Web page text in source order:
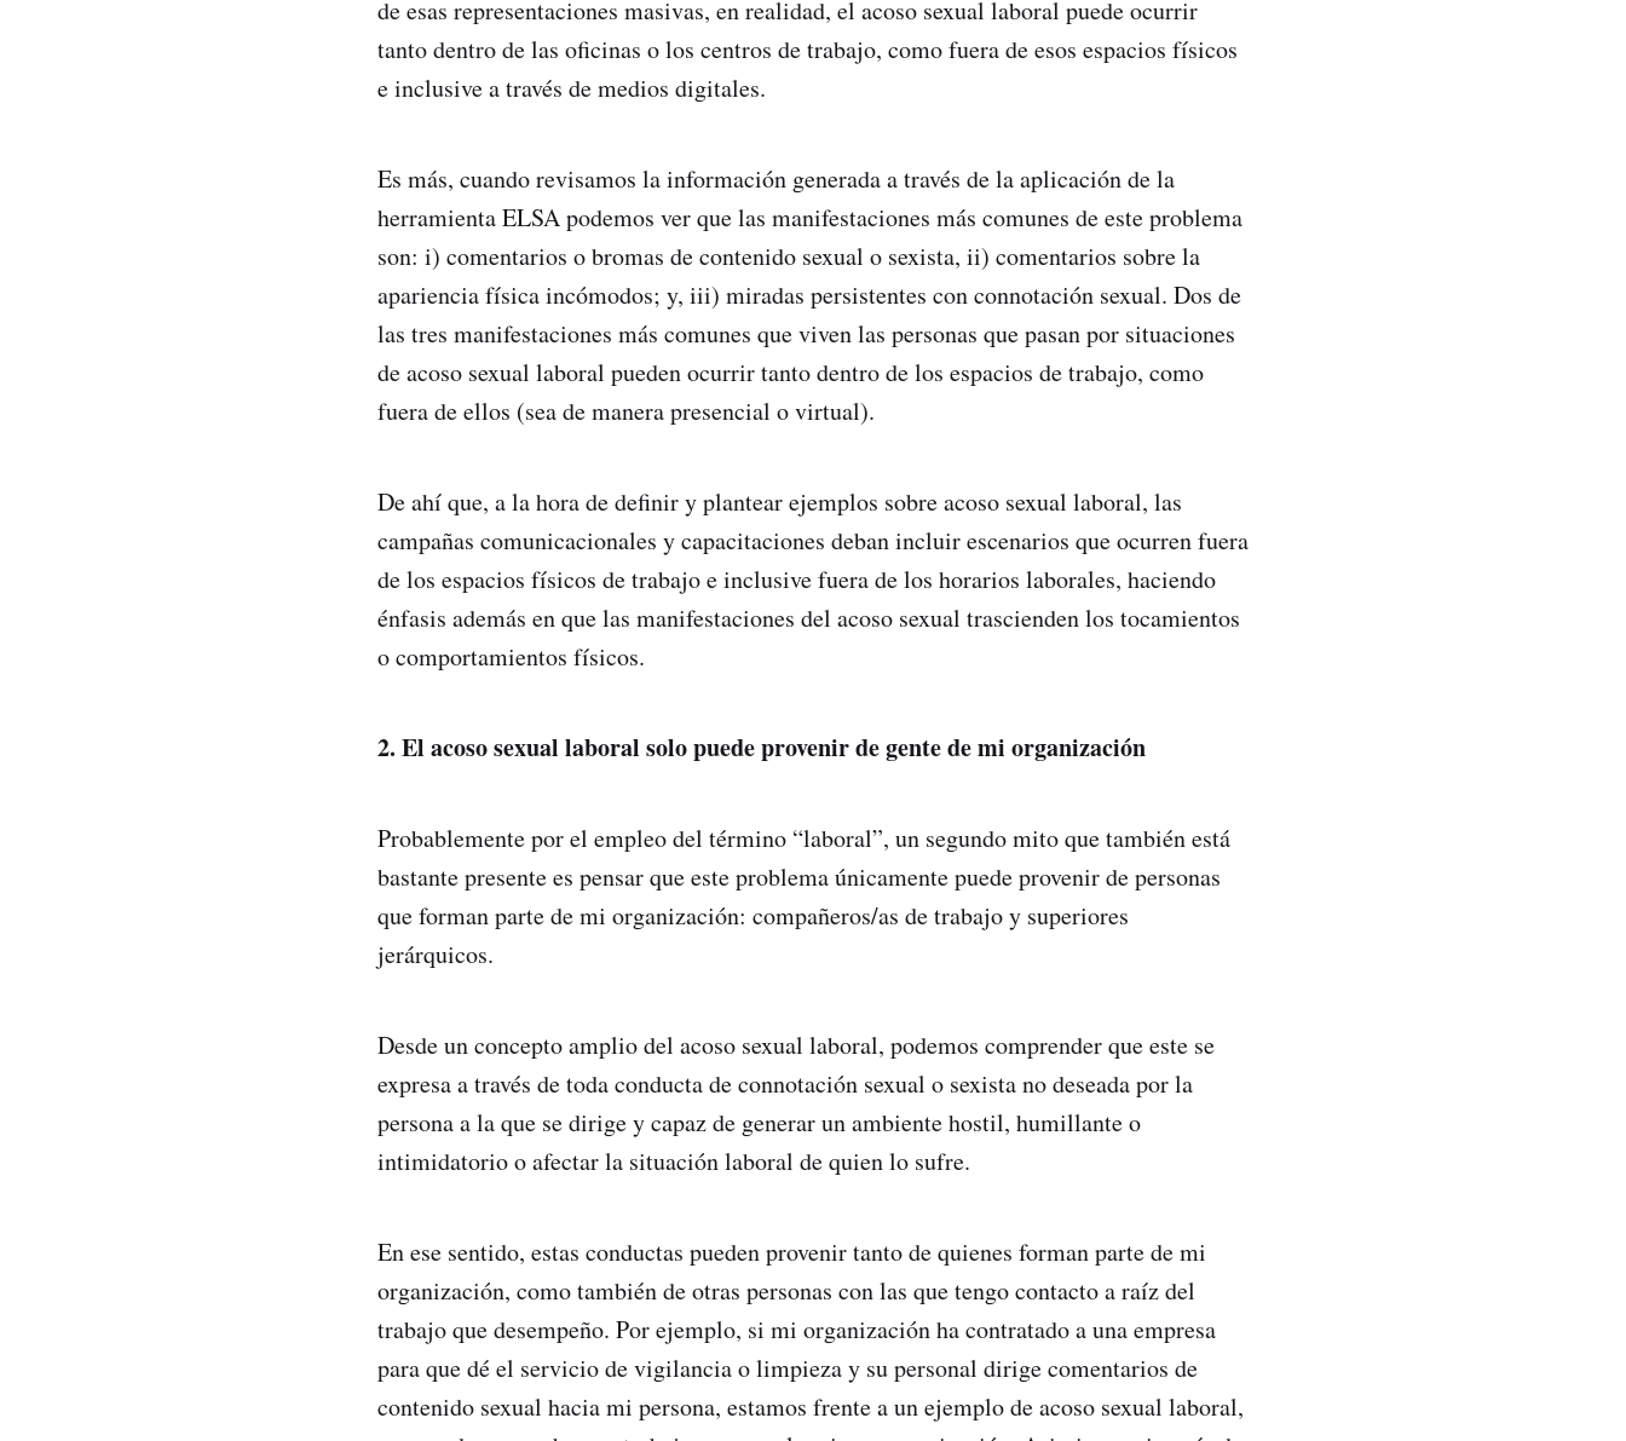
de esas representaciones masivas, en realidad, el acoso sexual laboral puede ocurrir
tanto dentro de las oficinas o los centros de trabajo, como fuera de esos espacios físicos
e inclusive a través de medios digitales.
Es más, cuando revisamos la información generada a través de la aplicación de la
herramienta ELSA podemos ver que las manifestaciones más comunes de este problema
son: i) comentarios o bromas de contenido sexual o sexista, ii) comentarios sobre la
apariencia física incómodos; y, iii) miradas persistentes con connotación sexual. Dos de
las tres manifestaciones más comunes que viven las personas que pasan por situaciones
de acoso sexual laboral pueden ocurrir tanto dentro de los espacios de trabajo, como
fuera de ellos (sea de manera presencial o virtual).
De ahí que, a la hora de definir y plantear ejemplos sobre acoso sexual laboral, las
campañas comunicacionales y capacitaciones deban incluir escenarios que ocurren fuera
de los espacios físicos de trabajo e inclusive fuera de los horarios laborales, haciendo
énfasis además en que las manifestaciones del acoso sexual trascienden los tocamientos
o comportamientos físicos.
2. El acoso sexual laboral solo puede provenir de gente de mi organización
Probablemente por el empleo del término “laboral”, un segundo mito que también está
bastante presente es pensar que este problema únicamente puede provenir de personas
que forman parte de mi organización: compañeros/as de trabajo y superiores
jerárquicos.
Desde un concepto amplio del acoso sexual laboral, podemos comprender que este se
expresa a través de toda conducta de connotación sexual o sexista no deseada por la
persona a la que se dirige y capaz de generar un ambiente hostil, humillante o
intimidatorio o afectar la situación laboral de quien lo sufre.
En ese sentido, estas conductas pueden provenir tanto de quienes forman parte de mi
organización, como también de otras personas con las que tengo contacto a raíz del
trabajo que desempeño. Por ejemplo, si mi organización ha contratado a una empresa
para que dé el servicio de vigilancia o limpieza y su personal dirige comentarios de
contenido sexual hacia mi persona, estamos frente a un ejemplo de acoso sexual laboral,